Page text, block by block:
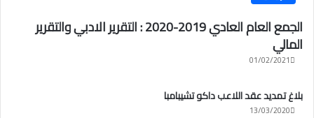
الجمع العام العادي 2019-2020 : التقرير الادبي والتقرير
المالي
01/02/2021
بلاغ تمديد عقد اللاعب داكو تشيبامبا
13/03/2020